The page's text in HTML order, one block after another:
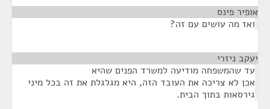
אופיר פינס
ואז מה עושים עם זה?
יעקב ניזרי
עד שהמשפחה מודיעה למשרד הפנים שהיא
אכן לא צריכה את העובד הזה, היא מגלגלת את זה בכל מיני
גירסאות בתוך הבית.